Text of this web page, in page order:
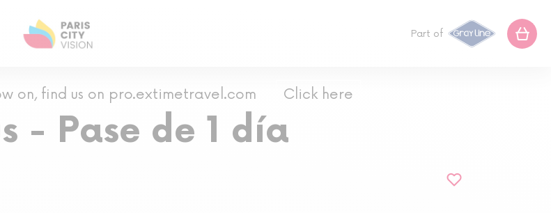
Part of
on, find us on pro.extimetravel.com Click here
- Pase de 1 día